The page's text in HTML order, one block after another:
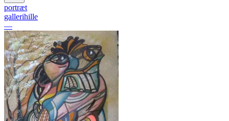
portræt
gallerihille
—